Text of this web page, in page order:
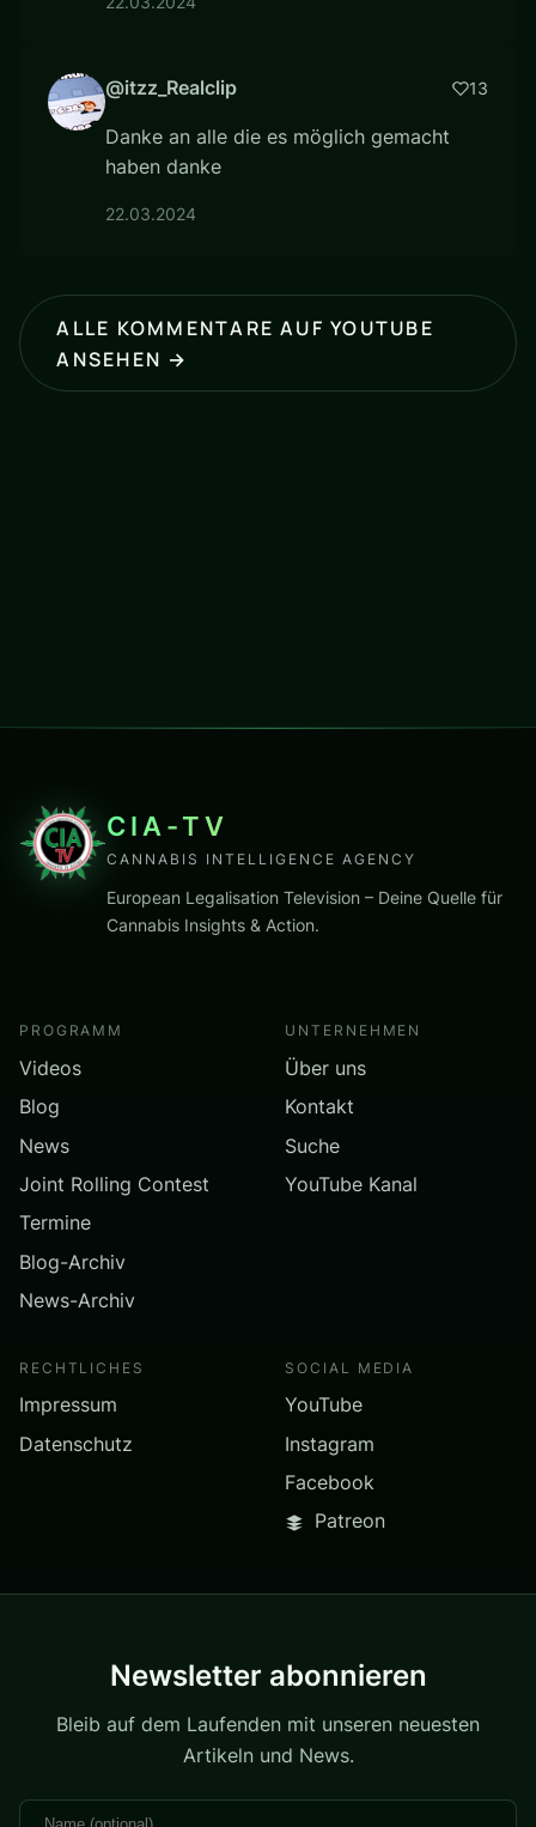
@itzz_Realclip 13
Danke an alle die es möglich gemacht
haben danke
22.03.2024
ALLE KOMMENTARE AUF YOUTUBE
ANSEHEN →
CIA-TV
CANNABIS INTELLIGENCE AGENCY
European Legalisation Television – Deine Quelle für
Cannabis Insights & Action.
PROGRAMM
Videos
Blog
News
Joint Rolling Contest
Termine
Blog-Archiv
News-Archiv
UNTERNEHMEN
Über uns
Kontakt
Suche
YouTube Kanal
RECHTLICHES
Impressum
Datenschutz
SOCIAL MEDIA
YouTube
Instagram
Facebook
Patreon
Newsletter abonnieren
Bleib auf dem Laufenden mit unseren neuesten
Artikeln und News.